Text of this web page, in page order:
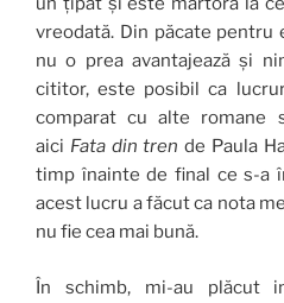
vreodată. Din păcate pentru
nu o prea avantajează și
cititor, este posibil ca
comparat cu alte romane
aici Fata din trende Paula
timp înainte de final ce s-a
acest lucru a făcut ca nota
nu fie cea mai bună.
În schimb, mi-au plăcut